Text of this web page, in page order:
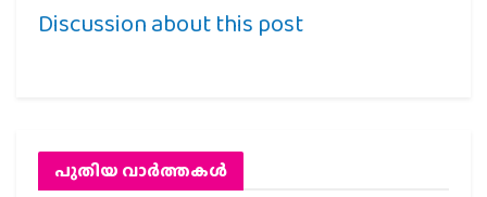
Discussion about this post
പുതിയ വാര്‍ത്തകള്‍